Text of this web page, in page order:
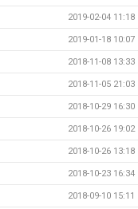
2019-02-04 11:18
2019-01-18 10:07
2018-11-08 13:33
2018-11-05 21:03
2018-10-29 16:30
2018-10-26 19:02
2018-10-26 13:18
2018-10-23 16:34
2018-09-10 15:11